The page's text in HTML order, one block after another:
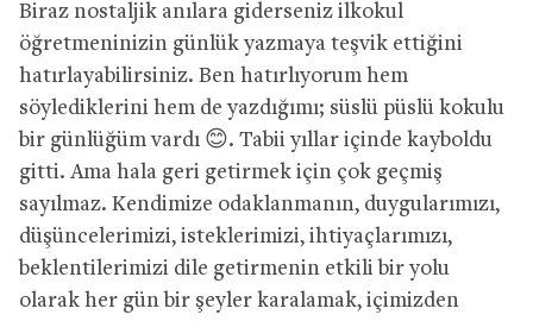
Biraz nostaljik anılara giderseniz ilkokul
öğretmeninizin günlük yazmaya teşvik ettiğini
hatırlayabilirsiniz. Ben hatırlıyorum hem
söylediklerini hem de yazdığımı; süslü püslü kokulu
bir günlüğüm vardı 😊. Tabii yıllar içinde kayboldu
gitti. Ama hala geri getirmek için çok geçmiş
sayılmaz. Kendimize odaklanmanın, duygularımızı,
düşüncelerimizi, isteklerimizi, ihtiyaçlarımızı,
beklentilerimizi dile getirmenin etkili bir yolu
olarak her gün bir şeyler karalamak, içimizden